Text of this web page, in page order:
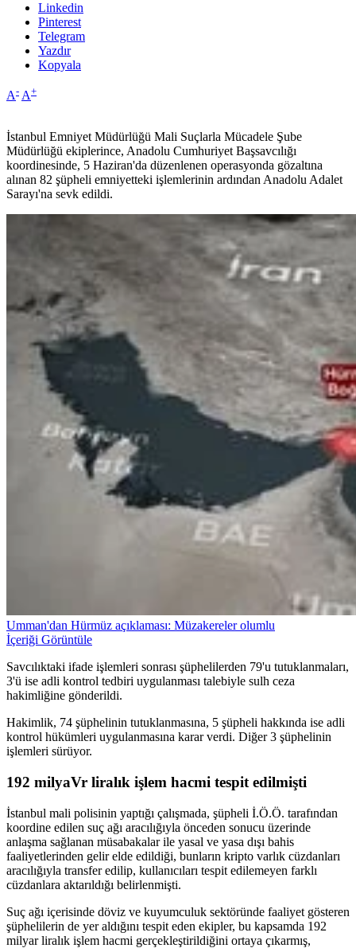
Linkedin
Pinterest
Telegram
Yazdır
Kopyala
A- A+
İstanbul Emniyet Müdürlüğü Mali Suçlarla Mücadele Şube
Müdürlüğü ekiplerince, Anadolu Cumhuriyet Başsavcılığı
koordinesinde, 5 Haziran'da düzenlenen operasyonda gözaltına
alınan 82 şüpheli emniyetteki işlemlerinin ardından Anadolu Adalet
Sarayı'na sevk edildi.
Umman'dan Hürmüz açıklaması: Müzakereler olumlu
İçeriği Görüntüle
Savcılıktaki ifade işlemleri sonrası şüphelilerden 79'u tutuklanmaları,
3'ü ise adli kontrol tedbiri uygulanması talebiyle sulh ceza
hakimliğine gönderildi.
Hakimlik, 74 şüphelinin tutuklanmasına, 5 şüpheli hakkında ise adli
kontrol hükümleri uygulanmasına karar verdi. Diğer 3 şüphelinin
işlemleri sürüyor.
192 milyaVr liralık işlem hacmi tespit edilmişti
İstanbul mali polisinin yaptığı çalışmada, şüpheli İ.Ö.Ö. tarafından
koordine edilen suç ağı aracılığıyla önceden sonucu üzerinde
anlaşma sağlanan müsabakalar ile yasal ve yasa dışı bahis
faaliyetlerinden gelir elde edildiği, bunların kripto varlık cüzdanları
aracılığıyla transfer edilip, kullanıcıları tespit edilemeyen farklı
cüzdanlara aktarıldığı belirlenmişti.
Suç ağı içerisinde döviz ve kuyumculuk sektöründe faaliyet gösteren
şüphelilerin de yer aldığını tespit eden ekipler, bu kapsamda 192
milyar liralık işlem hacmi gerçekleştirildiğini ortaya çıkarmış,